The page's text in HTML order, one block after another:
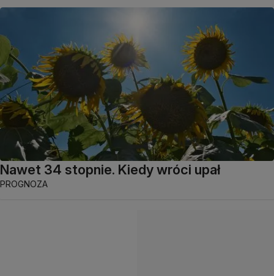
Nawet 34 stopnie. Kiedy wróci upał
PROGNOZA